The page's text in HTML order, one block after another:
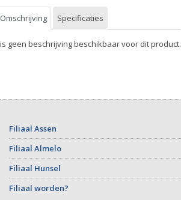
Omschrijving Specificaties
geen beschrijving beschikbaar voor dit product.
Filiaal Assen
Filiaal Almelo
Filiaal Hunsel
Filiaal worden?